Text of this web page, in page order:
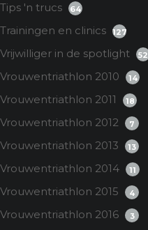
Tips 'n trucs 64
Trainingen en clinics 127
Vrijwilliger in de spotlight 52
Vrouwentriathlon 2010 14
Vrouwentriathlon 2011 18
Vrouwentriathlon 2012 7
Vrouwentriathlon 2013 13
Vrouwentriathlon 2014 11
Vrouwentriathlon 2015 4
Vrouwentriathlon 2016 3